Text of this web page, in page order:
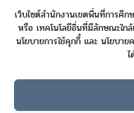
เว็บไซต์สำนักงานเขตพื้นที่การศึ
หรือ เทคโนโลยีอื่นที่มีลักษณะใก
นโยบายการใช้คุกกี้ และ นโยบา